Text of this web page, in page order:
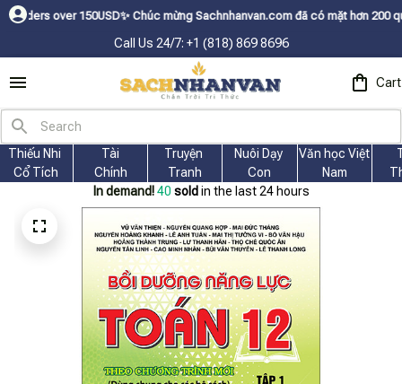
ㅤ✨Chúc mừng Sachnhanvan.com đã có mặt hơn 200 quốc gia như Mỹ,
Call Us 24/7: +1 (818) 869 8696
Cart
Thiếu Nhi
Cổ Tích
Tài
Chính
Truyện
Tranh
Nuôi Dạy
Con
Văn học Việt
Nam
In demand! 40 sold in the last 24 hours